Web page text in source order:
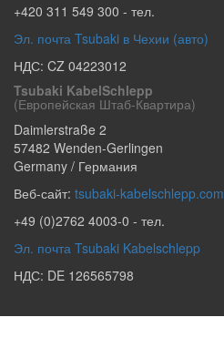
+420 311 549 300 - тел.
Эл. почта Tsubaki в Чехии (авто)
НДС: CZ 04223012
Tsubaki KabelSchlepp
(европейская Штаб-Квартира)
Daimlerstraße 2
57482 Wenden-Gerlingen
Germany / Германия
Веб-сайт: tsubaki-kabelschlepp.com
+49 (0)2762 4003-0 - тел.
Эл. почта Tsubaki Kabelschlepp
НДС: DE 126565798